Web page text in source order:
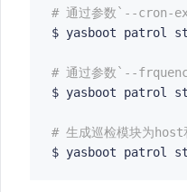
# 通过参数`--cron-
$ yasboot patrol
# 通过参数`--
$ yasboot patrol
# 生成巡检模块为
$ yasboot patrol